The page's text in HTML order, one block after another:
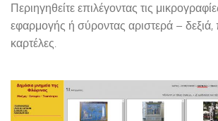
Περιηγηθείτε επιλέγοντας τις
εφαρμογής ή σύροντας αριστερά –
καρτέλες.